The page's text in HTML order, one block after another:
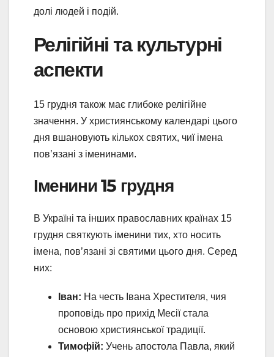
долі людей і подій.
Релігійні та культурні
аспекти
15 грудня також має глибоке релігійне
значення. У християнському календарі цього
дня вшановують кількох святих, чиї імена
пов’язані з іменинами.
Іменини 15 грудня
В Україні та інших православних країнах 15
грудня святкують іменини тих, хто носить
імена, пов’язані зі святими цього дня. Серед
них:
Іван: На честь Івана Хрестителя, чия
проповідь про прихід Месії стала
основою християнської традиції.
Тимофій: Учень апостола Павла, який